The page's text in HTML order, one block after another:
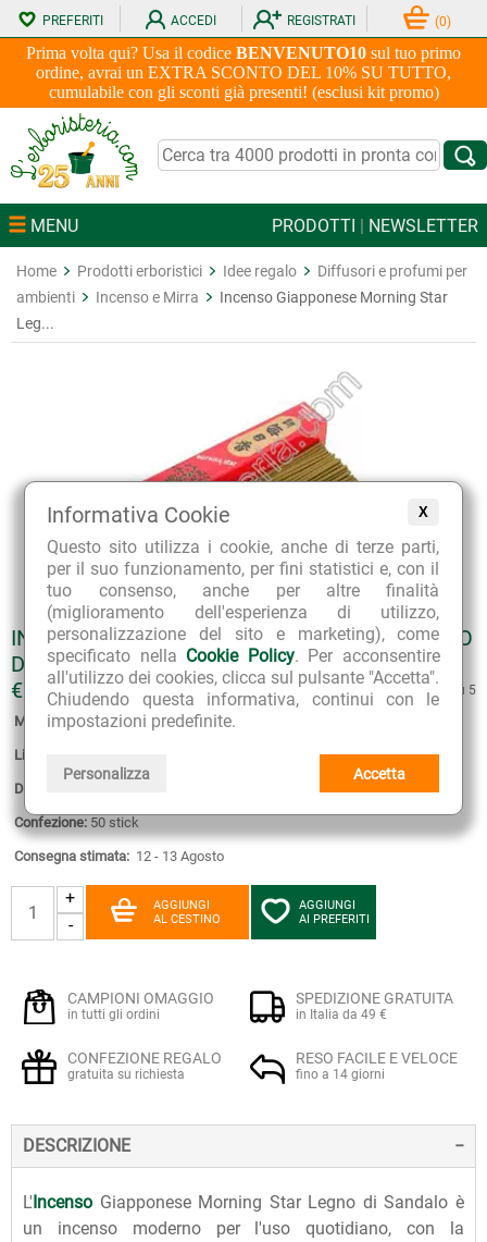
X
Informativa Cookie
Questo sito utilizza i cookie, anche di terze parti,
per il suo funzionamento, per fini statistici e, con il
tuo consenso, anche per altre finalità
(miglioramento dell'esperienza di utilizzo,
personalizzazione del sito e marketing), come
specificato nella Cookie Policy. Per acconsentire
all'utilizzo dei cookies, clicca sul pulsante "Accetta".
Chiudendo questa informativa, continui con le
impostazioni predefinite.
Personalizza Accetta
Prima volta qui? Usa il codice BENVENUTO10 sul tuo primo
ordine, avrai un EXTRA SCONTO DEL 10% SU TUTTO,
cumulabile con gli sconti già presenti! (esclusi kit promo)
PREFERITI ACCEDI REGISTRATI (0)
MENU PRODOTTI | NEWSLETTER
Home Prodotti erboristici Idee regalo
Diffusori e profumi per
ambienti
Incenso e Mirra
Incenso Giapponese Morning Star
Leg...
INCENSO GIAPPONESE MORNING STAR LEGNO
DI SANDALO
€ 4.50
4.5 su 5
Marca: Nippon Kodo
Linea:
Disponibilità:
Confezione: 50 stick
Consegna stimata: 12 - 13 Agosto
+
-
AGGIUNGI
AL CESTINO
AGGIUNGI
AI PREFERITI
CAMPIONI OMAGGIO
in tutti gli ordini
SPEDIZIONE GRATUITA
in Italia da 49 €
CONFEZIONE REGALO
gratuita su richiesta
RESO FACILE E VELOCE
fino a 14 giorni
DESCRIZIONE
L'Incenso Giapponese Morning Star Legno di Sandalo è
un incenso moderno per l'uso quotidiano, con la